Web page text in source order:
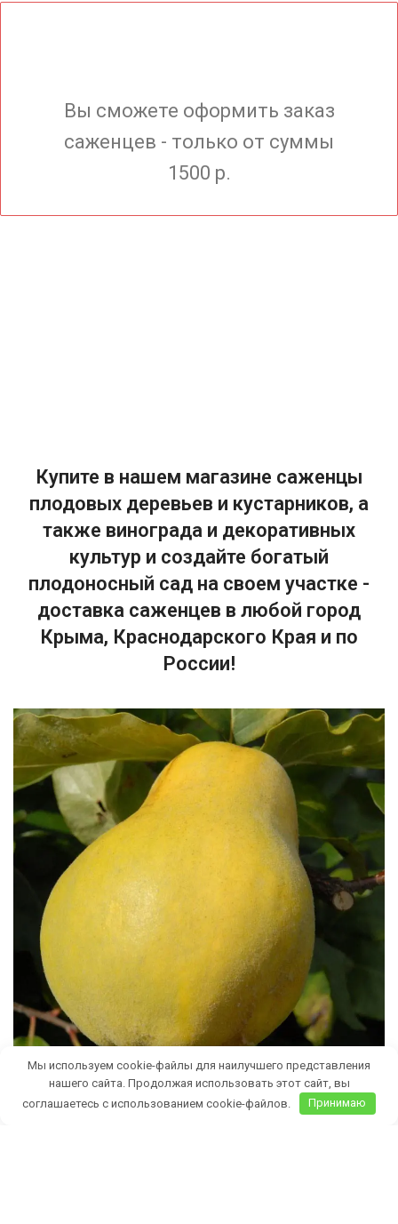
Вы сможете оформить заказ
саженцев - только от суммы
1500 р.
Купите в нашем магазине саженцы
плодовых деревьев и кустарников, а
также винограда и декоративных
культур и создайте богатый
плодоносный сад на своем участке -
доставка саженцев в любой город
Крыма, Краснодарского Края и по
России!
Мы используем cookie-файлы для наилучшего представления
нашего сайта. Продолжая использовать этот сайт, вы
соглашаетесь с использованием cookie-файлов.
Принимаю